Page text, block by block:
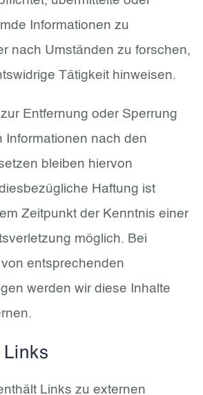
Informationen zu
nach Umständen zu forschen,
Tätigkeit hinweisen.
Entfernung oder Sperrung
Informationen nach den
bleiben hiervon
Haftung ist
Zeitpunkt der Kenntnis einer
möglich. Bei
entsprechenden
werden wir diese Inhalte
Links
Links zu externen